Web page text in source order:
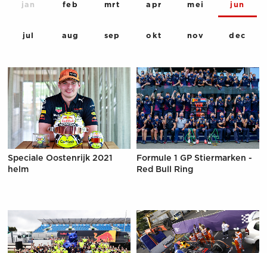
jan feb mrt apr mei jun
jul aug sep okt nov dec
Speciale Oostenrijk 2021
helm
Formule 1 GP Stiermarken -
Red Bull Ring